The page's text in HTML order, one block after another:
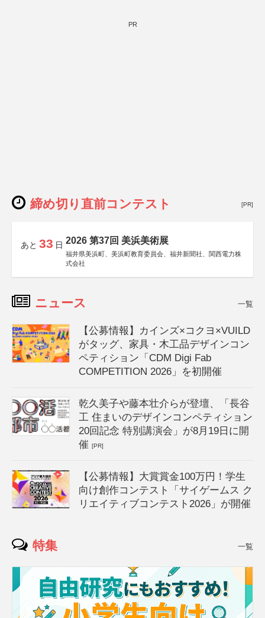
PR
締め切り直前コンテスト [PR]
あと 33 日 2026 第37回 美浜美術展
福井県美浜町、美浜町教育委員会、福井新聞社、関西電力株
式会社
ニュース 一覧
【公募情報】カインズ×コクヨ×VUILD
がタッグ、家具・木工品デザインコン
ペティション「CDM Digi Fab
COMPETITION 2026」を初開催
乾久美子や藤本壮介らが登壇、「長谷
工 住まいのデザインコンペティション
20回記念 特別講演会」が8月19日に開
催[PR]
【公募情報】大賞賞金100万円！学生
向け創作コンテスト「サイゲームス ク
リエイティブコンテスト2026」が開催
特集 一覧